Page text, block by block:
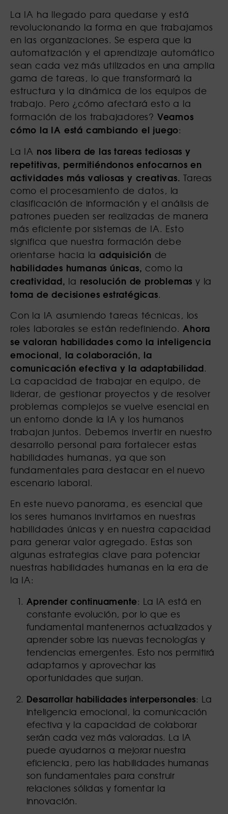
La IA ha llegado para quedarse y está
revolucionando la forma en que trabajamos
en las organizaciones. Se espera que la
automatización y el aprendizaje automático
sean cada vez más utilizados en una amplia
gama de tareas, lo que transformará la
estructura y la dinámica de los equipos de
trabajo. Pero ¿cómo afectará esto a la
formación de los trabajadores? Veamos
cómo la IA está cambiando el juego:
La IA nos libera de las tareas tediosas y
repetitivas, permitiéndonos enfocarnos en
actividades más valiosas y creativas. Tareas
como el procesamiento de datos, la
clasificación de información y el análisis de
patrones pueden ser realizadas de manera
más eficiente por sistemas de IA. Esto
significa que nuestra formación debe
orientarse hacia laadquisición de
habilidades humanas únicas, como la
creatividad, la resolución de problemas y la
toma de decisiones estratégicas.
Con la IA asumiendo tareas técnicas, los
roles laborales se están redefiniendo. Ahora
se valoran habilidades como la inteligencia
emocional, la colaboración, la
comunicación efectiva y la adaptabilidad.
La capacidad de trabajar en equipo, de
liderar, de gestionar proyectos y de resolver
problemas complejos se vuelve esencial en
un entorno donde la IA y los humanos
trabajan juntos. Debemos invertir en nuestro
desarrollo personal para fortalecer estas
habilidades humanas, ya que son
fundamentales para destacar en el nuevo
escenario laboral.
En este nuevo panorama, es esencial que
los seres humanos invirtamos en nuestras
habilidades únicas y en nuestra capacidad
para generar valor agregado. Estas son
algunas estrategias clave para potenciar
nuestras habilidades humanas en la era de
la IA:
Aprender continuamente: La IA está en
constante evolución, por lo que es
fundamental mantenernos actualizados y
aprender sobre las nuevas tecnologías y
tendencias emergentes. Esto nos permitirá
adaptarnos y aprovechar las
oportunidades que surjan.
Desarrollar habilidades interpersonales: La
inteligencia emocional, la comunicación
efectiva y la capacidad de colaborar
serán cada vez más valoradas. La IA
puede ayudarnos a mejorar nuestra
eficiencia, pero las habilidades humanas
son fundamentales para construir
relaciones sólidas y fomentar la
innovación.